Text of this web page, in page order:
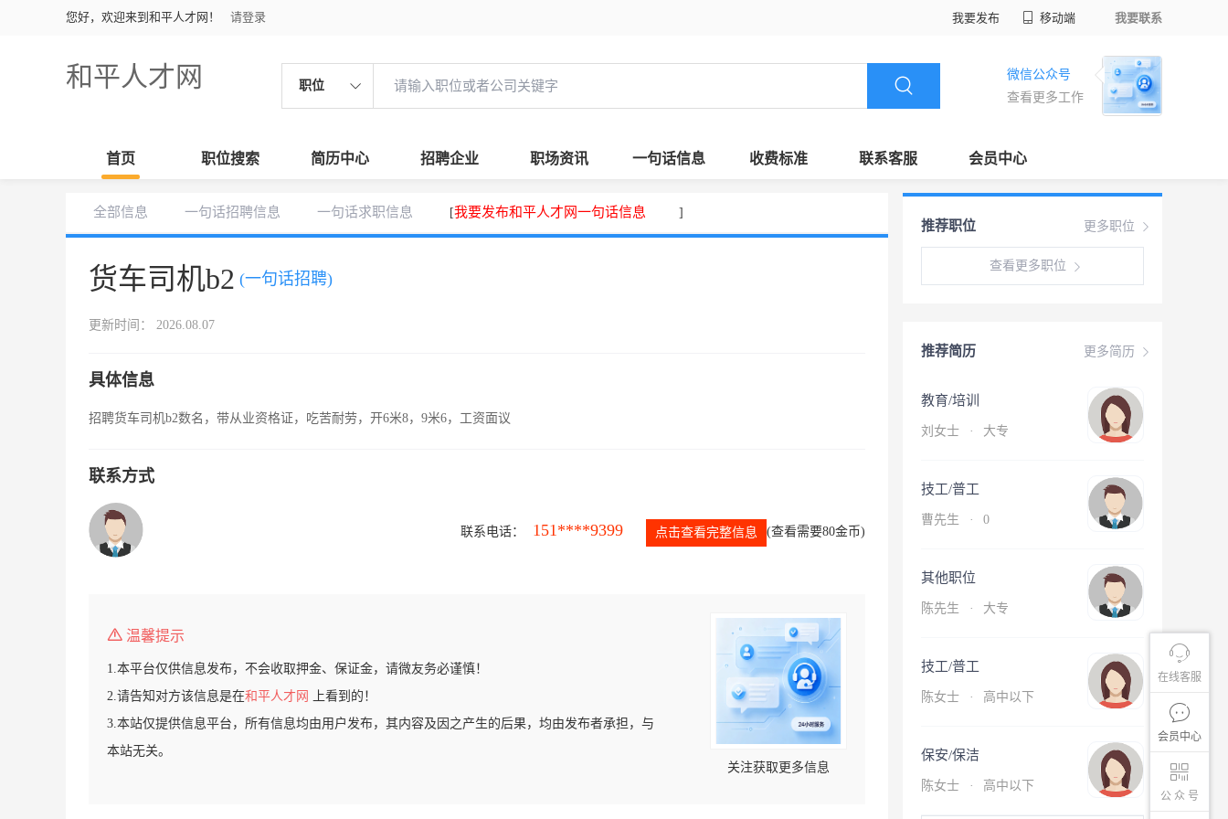
您好，欢迎来到和平人才网！ 请登录 我要发布 移动端 我要联系
和平人才网 职位
微信公众号
查看更多工作
首页 职位搜索 简历中心 招聘企业 职场资讯 一句话信息 收费标准 联系客服 会员中心
在线客服
会员中心
公 众 号
全部信息 一句话招聘信息 一句话求职信息 [我要发布和平人才网一句话信息 ]
货车司机b2 (一句话招聘)
更新时间： 2026.08.07
具体信息
招聘货车司机b2数名，带从业资格证，吃苦耐劳，开6米8，9米6，工资面议
联系方式
联系电话： 151****9399 点击查看完整信息 (查看需要80金币)
温馨提示
1.本平台仅供信息发布，不会收取押金、保证金，请微友务必谨慎！
2.请告知对方该信息是在和平人才网
上看到的！
3.本站仅提供信息平台，所有信息均由用户发布，其内容及因之产生的后果，均由发布者承担，与
本站无关。
关注获取更多信息
更多职位
推荐职位
查看更多职位
更多简历
推荐简历
教育/培训
刘女士 · 大专
技工/普工
曹先生 · 0
其他职位
陈先生 · 大专
技工/普工
陈女士 · 高中以下
保安/保洁
陈女士 · 高中以下